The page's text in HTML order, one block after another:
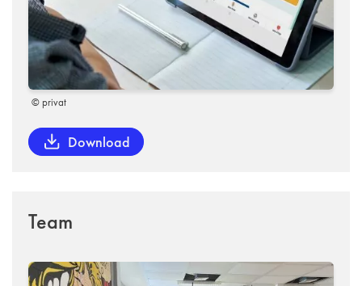
© privat
Download
Team